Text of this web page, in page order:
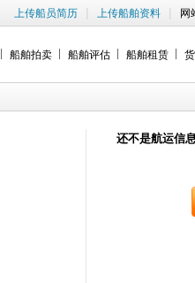
上传船员简历 | 上传船舶资料 | 网
船舶拍卖 船舶评估 船舶租赁
还不是航运信